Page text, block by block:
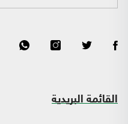
القائمة البريدية